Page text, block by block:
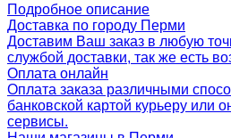
Подробное описание
Доставка по городу Перми
Доставим Ваш заказ в любую
службой доставки, так же есть
Оплата онлайн
Оплата заказа различными
банковской картой курьеру или
сервисы.